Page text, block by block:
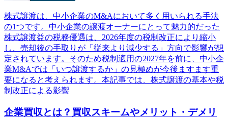
株式譲渡は、中小企業のM&Aにおいて多く用いられる手法
の1つです。中小企業の譲渡オーナーにとって魅力的だった
株式譲渡益の税務優遇は、2026年度の税制改正により縮小
し、売却後の手取りが「従来より減少する」方向で影響が想
定されています。そのため税制適用の2027年を前に、中小企
業M&Aでは「いつ譲渡するか」の見極めが今後ますます重
要になると考えられます。本記事では、株式譲渡の基本や税
制改正による影響
企業買収とは？買収スキームやメリット・デメリ